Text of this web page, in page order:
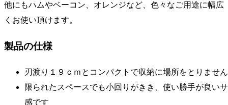
他にもハムやベーコン、オレンジなど、色々なご用途に幅広
くお使い頂けます。
製品の仕様
刃渡り１９ｃｍとコンパクトで収納に場所をとりません
限られたスペースでも小回りがきき、使い勝手が良い
感です